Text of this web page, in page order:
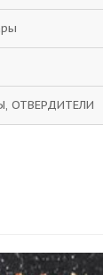
ОТВЕРДИТЕЛИ